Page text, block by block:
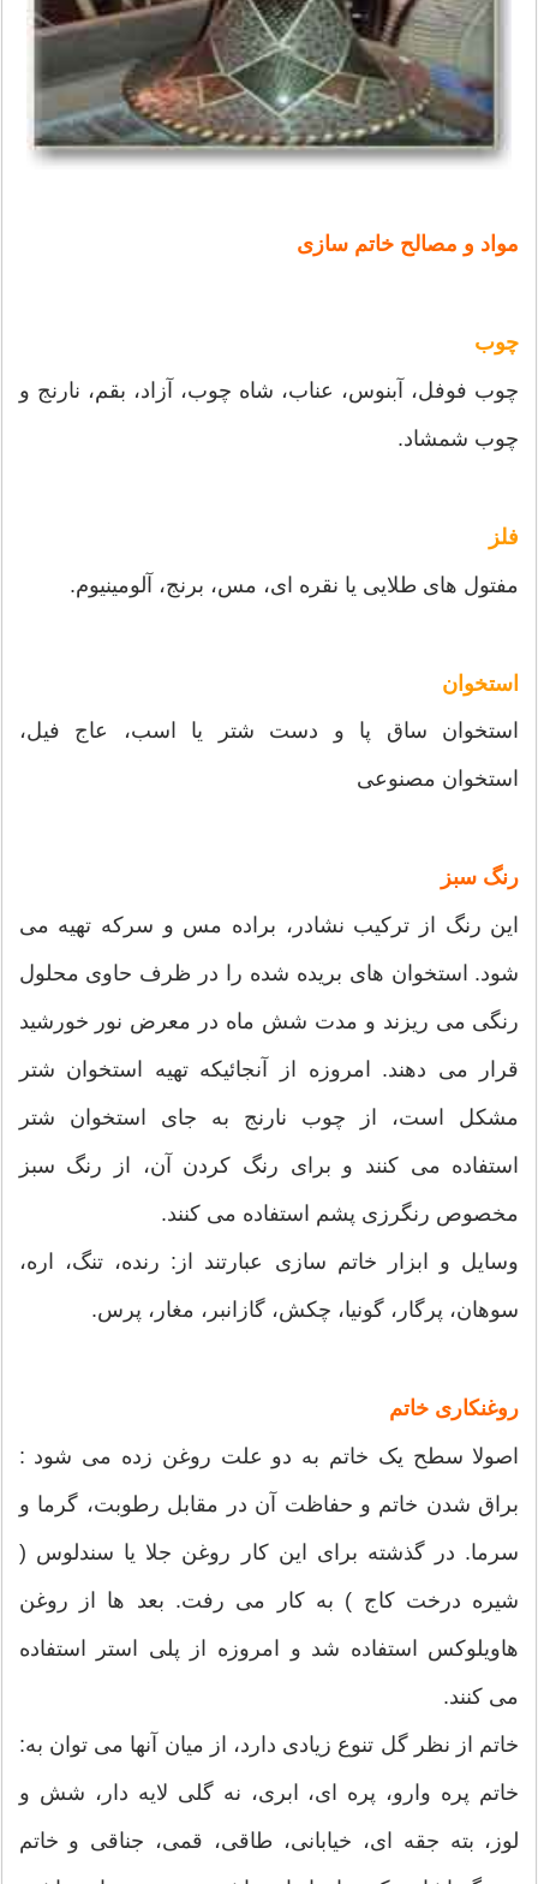
مواد و مصالح خاتم سازی
چوب
چوب فوفل، آبنوس، عناب، شاه چوب، آزاد، بقم، نارنج و
چوب شمشاد.
فلز
مفتول های طلایی یا نقره ای، مس، برنج، آلومینیوم.
استخوان
استخوان ساق پا و دست شتر یا اسب، عاج فیل،
استخوان مصنوعی
رنگ سبز
این رنگ از ترکیب نشادر، براده مس و سرکه تهیه می
شود. استخوان های بریده شده را در ظرف حاوی محلول
رنگی می ریزند و مدت شش ماه در معرض نور خورشید
قرار می دهند. امروزه از آنجائیکه تهیه استخوان شتر
مشکل است، از چوب نارنج به جای استخوان شتر
استفاده می کنند و برای رنگ کردن آن، از رنگ سبز
مخصوص رنگرزی پشم استفاده می کنند.
وسایل و ابزار خاتم سازی عبارتند از: رنده، تنگ، اره،
سوهان، پرگار، گونیا، چکش، گازانبر، مغار، پرس.
روغنکاری خاتم
اصولا سطح یک خاتم به دو علت روغن زده می شود :
براق شدن خاتم و حفاظت آن در مقابل رطوبت، گرما و
سرما. در گذشته برای این کار روغن جلا یا سندلوس (
شیره درخت کاج ) به کار می رفت. بعد ها از روغن
هاویلوکس استفاده شد و امروزه از پلی استر استفاده
می کنند.
خاتم از نظر گل تنوع زیادی دارد، از میان آنها می توان به:
خاتم پره وارو، پره ای، ابری، نه گلی لایه دار، شش و
لوز، بته جقه ای، خیابانی، طاقی، قمی، جناقی و خاتم